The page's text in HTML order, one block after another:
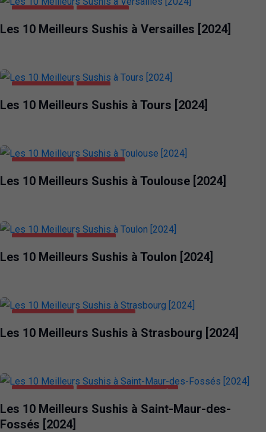
Les 10 Meilleurs Sushis à Versailles [2024]
Les 10 Meilleurs Sushis à Tours [2024]
Les 10 Meilleurs Sushis à Toulouse [2024]
Les 10 Meilleurs Sushis à Toulon [2024]
Les 10 Meilleurs Sushis à Strasbourg [2024]
Les 10 Meilleurs Sushis à Saint-Maur-des-
Fossés [2024]